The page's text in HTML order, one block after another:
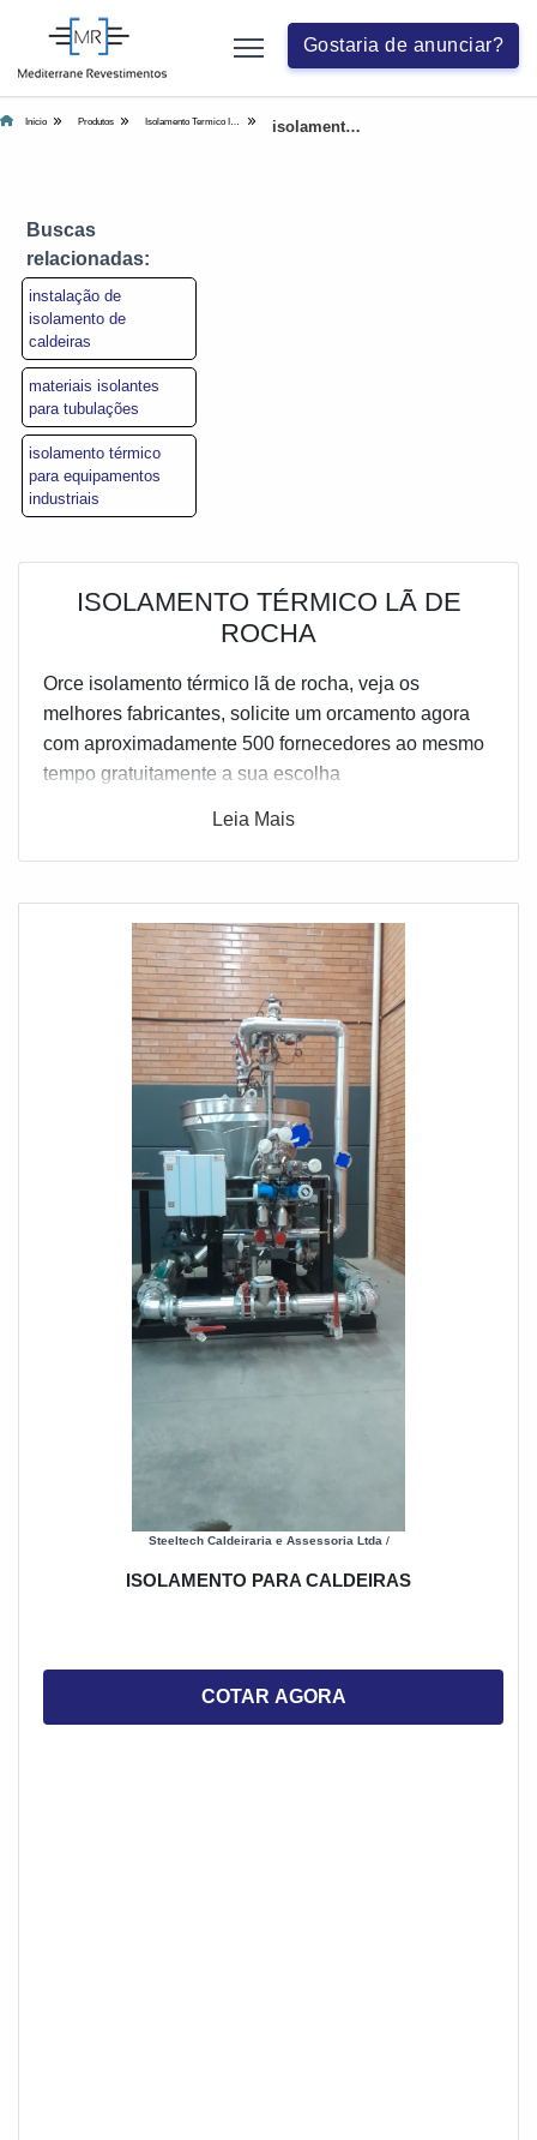
Gostaria de anunciar?
Início Produtos Isolamento Termico Industrial isolamento térmico lã de rocha
Buscas
relacionadas:
instalação de
isolamento de
caldeiras
materiais isolantes
para tubulações
isolamento térmico
para equipamentos
industriais
ISOLAMENTO TÉRMICO LÃ DE
ROCHA
Orce isolamento térmico lã de rocha, veja os
melhores fabricantes, solicite um orcamento agora
com aproximadamente 500 fornecedores ao mesmo
tempo gratuitamente a sua escolha
Leia Mais
Steeltech Caldeiraria e Assessoria Ltda /
ISOLAMENTO PARA CALDEIRAS
COTAR AGORA